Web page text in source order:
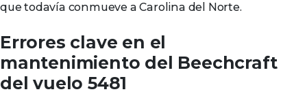
que todavía conmueve a Carolina del Norte.
Errores clave en el
mantenimiento del Beechcraft
del vuelo 5481